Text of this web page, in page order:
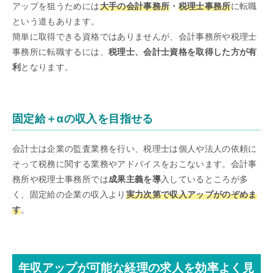
アップを狙うためには大手の会計事務所 ・ 税理士事務所に転職
という道もあります。
簡単に取得できる資格ではありませんが、会計事務所や税理士
事務所に転職するには、 税理士、会計士資格を取得した方が有
利となります。
固定給＋αの収入を目指せる
会計士は企業の監査業務を行い、税理士は個人や法人の依頼に
そって税務に関する業務やアドバイスをおこないます。会計事
務所や税理士事務所では成果主義を導入しているところが多
く、固定給の企業の収入より 実力次第で収入アップがのぞめま
す。
年収アップが可能な経理の求人を効率よく見